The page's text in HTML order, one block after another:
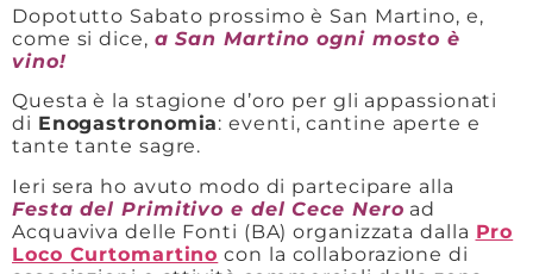
Dopotutto Sabato prossimo è San Martino, e,
come si dice, a San Martino ogni mosto è
vino!
Questa è la stagione d’oro per gli appassionati
di Enogastronomia: eventi, cantine aperte e
tante tante sagre.
Ieri sera ho avuto modo di partecipare alla
Festa del Primitivo e del Cece Nero ad
Acquaviva delle Fonti (BA) organizzata dalla Pro
Loco Curtomartino con la collaborazione di